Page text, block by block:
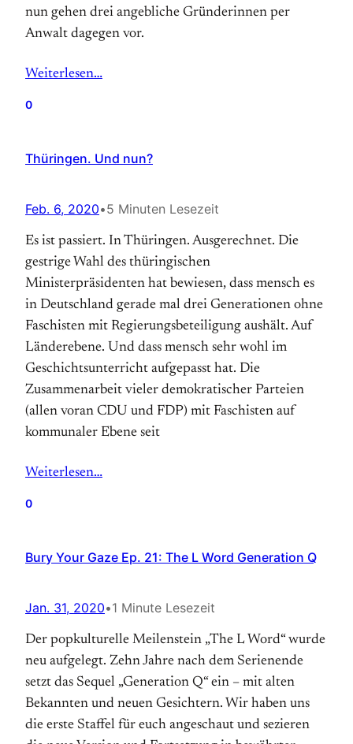
nun gehen drei angebliche Gründerinnen per
Anwalt dagegen vor.
Weiterlesen…
0
Thüringen. Und nun?
Feb. 6, 2020•5 Minuten Lesezeit
Es ist passiert. In Thüringen. Ausgerechnet. Die
gestrige Wahl des thüringischen
Ministerpräsidenten hat bewiesen, dass mensch es
in Deutschland gerade mal drei Generationen ohne
Faschisten mit Regierungsbeteiligung aushält. Auf
Länderebene. Und dass mensch sehr wohl im
Geschichtsunterricht aufgepasst hat. Die
Zusammenarbeit vieler demokratischer Parteien
(allen voran CDU und FDP) mit Faschisten auf
kommunaler Ebene seit
Weiterlesen…
0
Bury Your Gaze Ep. 21: The L Word Generation Q
Jan. 31, 2020•1 Minute Lesezeit
Der popkulturelle Meilenstein „The L Word“ wurde
neu aufgelegt. Zehn Jahre nach dem Serienende
setzt das Sequel „Generation Q“ ein – mit alten
Bekannten und neuen Gesichtern. Wir haben uns
die erste Staffel für euch angeschaut und sezieren